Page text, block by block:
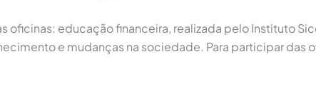
educação financeira, realizada pelo Instituto
e mudanças na sociedade. Para participar das